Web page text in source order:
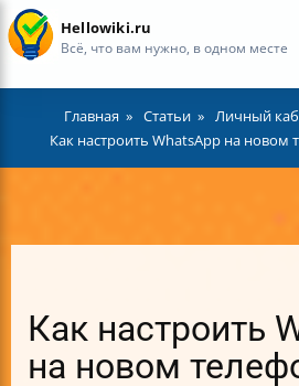
Hellowiki.ru
Всё, что вам нужно, в одном месте
Главная Статьи
Личный
Как настроить WhatsApp на новом
Как настроить
на новом